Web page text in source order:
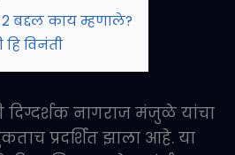
बद्दल काय म्हणाले?
विनंती
दिग्दर्शक नागराज मंजुळे यांचा
प्रदर्शित झाला आहे. या